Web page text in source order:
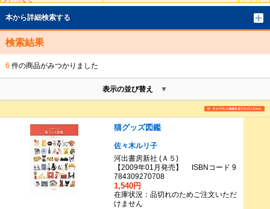
本から詳細検索する
検索結果
6 件の商品がみつかりました
表示の並び替え
猫グッズ図鑑
佐々木ルリ子
河出書房新社 (Ａ５)
【2009年01月発売】 ISBNコード 9
784309270708
1,540円
在庫状況：品切れのためご注文いただ
けません